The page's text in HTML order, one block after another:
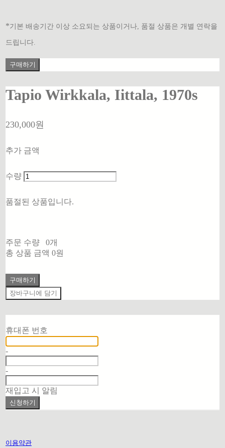
*기본 배송기간 이상 소요되는 상품이거나, 품절 상품은 개별 연락을
드립니다.
구매하기
Tapio Wirkkala, Iittala, 1970s
230,000원
추가 금액
수량
품절된 상품입니다.
주문 수량
0개
총 상품 금액 0원
구매하기
장바구니에 담기
휴대폰 번호
-
-
재입고 시 알림
신청하기
이용약관